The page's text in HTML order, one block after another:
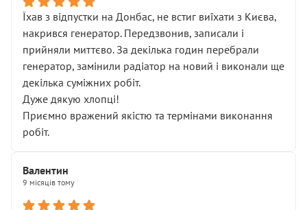
Їхав з відпустки на Донбас, не встиг виїхати з Києва,
накрився генератор. Передзвонив, записали і
прийняли миттєво. За декілька годин перебрали
генератор, замінили радіатор на новий і виконали ще
декілька суміжних робіт.
Дуже дякую хлопці!
Приємно вражений якістю та термінами виконання
робіт.
Валентин
9 місяців тому